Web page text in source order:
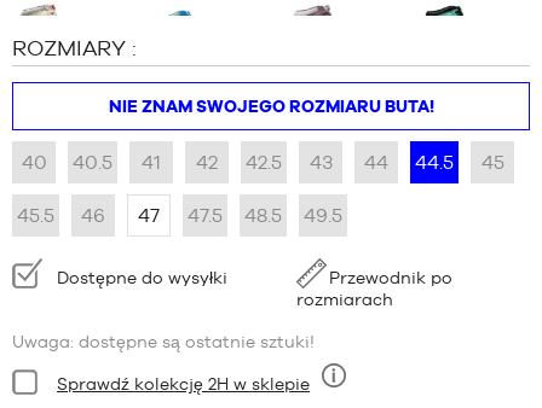
ROZMIARY :
NIE ZNAM SWOJEGO ROZMIARU BUTA!
40 40.5 41 42 42.5 43 44 44.5 45
45.5 46 47 47.5 48.5 49.5
Dostępność:Dostępne do wysyłki
Przewodnik po
rozmiarach
Uwaga: dostępne są ostatnie sztuki!
Stan:
Dziewięć
Sprawdź kolekcję 2H w sklepie